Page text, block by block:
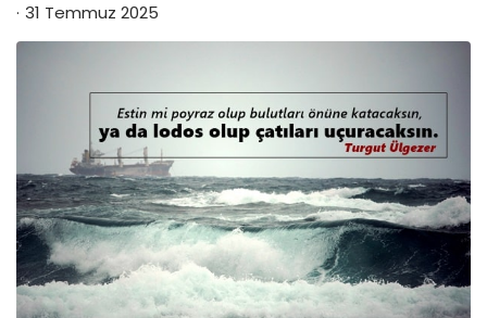
31 Temmuz 2025